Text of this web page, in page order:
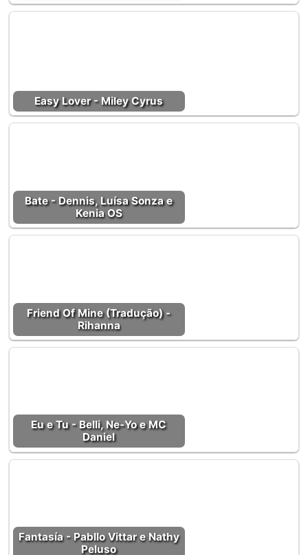
Easy Lover - Miley Cyrus
Bate - Dennis, Luísa Sonza e
Kenia OS
Friend Of Mine (Tradução) -
Rihanna
Eu e Tu - Belli, Ne-Yo e MC
Daniel
Fantasía - Pabllo Vittar e Nathy
Peluso